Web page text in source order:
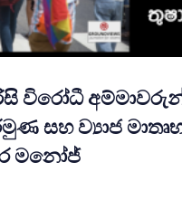
විරෝධී
සහ ව්‍යාජ
මනෝජ්